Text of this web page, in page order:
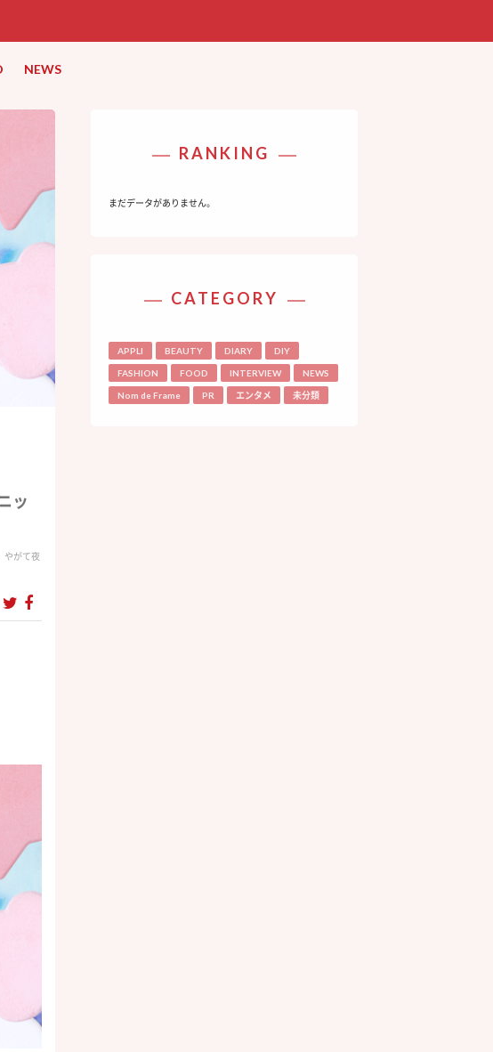
NEWS
ッ
やがて夜
RANKING
まだデータがありません。
CATEGORY
APPLI BEAUTY DIARY DIY
FASHION FOOD INTERVIEW NEWS
Nom de Frame PR エンタメ 未分類